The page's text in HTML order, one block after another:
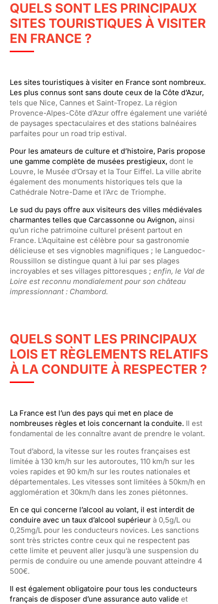
QUELS SONT LES PRINCIPAUX
SITES TOURISTIQUES À VISITER
EN FRANCE ?
Les sites touristiques à visiter en France sont nombreux.
Les plus connus sont sans doute ceux de la Côte d’Azur,
tels que Nice, Cannes et Saint-Tropez. La région
Provence-Alpes-Côte d’Azur offre également une variété
de paysages spectaculaires et des stations balnéaires
parfaites pour un road trip estival.
Pour les amateurs de culture et d’histoire, Paris propose
une gamme complète de musées prestigieux, dont le
Louvre, le Musée d’Orsay et la Tour Eiffel. La ville abrite
également des monuments historiques tels que la
Cathédrale Notre-Dame et l’Arc de Triomphe.
Le sud du pays offre aux visiteurs des villes médiévales
charmantes telles que Carcassonne ou Avignon, ainsi
qu’un riche patrimoine culturel présent partout en
France. L’Aquitaine est célèbre pour sa gastronomie
délicieuse et ses vignobles magnifiques ; le Languedoc-
Roussillon se distingue quant à lui par ses plages
incroyables et ses villages pittoresques ; enfin, le Val de
Loire est reconnu mondialement pour son château
impressionnant : Chambord.
QUELS SONT LES PRINCIPAUX
LOIS ET RÈGLEMENTS RELATIFS
À LA CONDUITE À RESPECTER ?
La France est l’un des pays qui met en place de
nombreuses règles et lois concernant la conduite. Il est
fondamental de les connaître avant de prendre le volant.
Tout d’abord, la vitesse sur les routes françaises est
limitée à 130 km/h sur les autoroutes, 110 km/h sur les
voies rapides et 90 km/h sur les routes nationales et
départementales. Les vitesses sont limitées à 50km/h en
agglomération et 30km/h dans les zones piétonnes.
En ce qui concerne l’alcool au volant, il est interdit de
conduire avec un taux d’alcool supérieur à 0,5g/L ou
0,25mg/L pour les conducteurs novices. Les sanctions
sont très strictes contre ceux qui ne respectent pas
cette limite et peuvent aller jusqu’à une suspension du
permis de conduire ou une amende pouvant atteindre 4
500€.
Il est également obligatoire pour tous les conducteurs
français de disposer d’une assurance auto valide et